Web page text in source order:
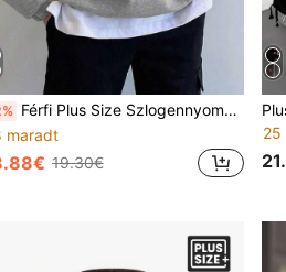
Férfi Plus Size Szlogennyomott Ősz-Téli Cipzáras Félig Elöl Hosszú Ujjú Laza Lezser Pulóver
maradt
19.30€
25